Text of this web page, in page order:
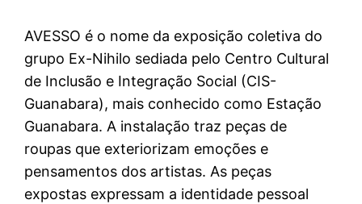
AVESSO é o nome da exposição coletiva do
grupo Ex-Nihilo sediada pelo Centro Cultural
de Inclusão e Integração Social (CIS-
Guanabara), mais conhecido como Estação
Guanabara. A instalação traz peças de
roupas que exteriorizam emoções e
pensamentos dos artistas. As peças
expostas expressam a identidade pessoal